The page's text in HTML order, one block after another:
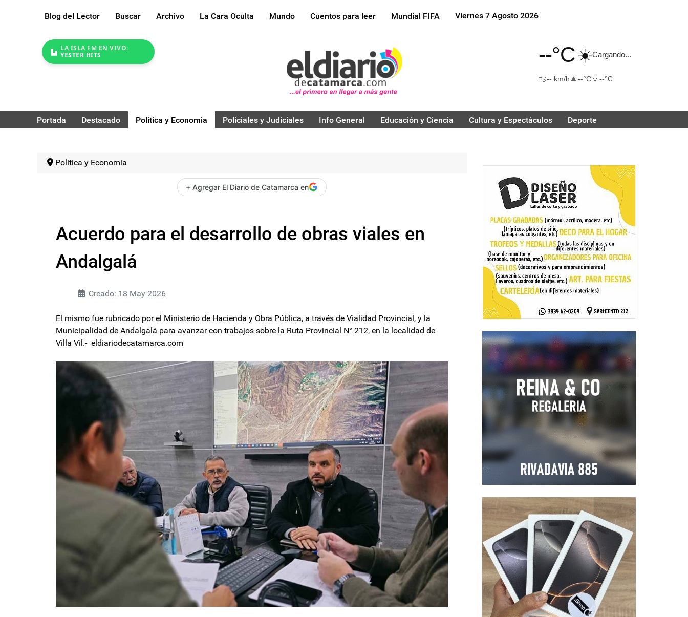
Blog del Lector Buscar Archivo La Cara Oculta Mundo Cuentos para leer Mundial FIFA Viernes 7 Agosto 2026
LA ISLA FM EN VIVO:
YESTER HITS
--°C☀️Cargando...
💨-- km/h 🔼 --°C🔽 --°C
Portada Destacado Politica y Economia Policiales y Judiciales Info General Educación y Ciencia Cultura y Espectáculos Deporte
Politica y Economia
+ Agregar El Diario de Catamarca en
Acuerdo para el desarrollo de obras viales en
Andalgalá
Creado: 18 May 2026
El mismo fue rubricado por el Ministerio de Hacienda y Obra Pública, a través de Vialidad Provincial, y la
Municipalidad de Andalgalá para avanzar con trabajos sobre la Ruta Provincial N° 212, en la localidad de
Villa Vil.- eldiariodecatamarca.com